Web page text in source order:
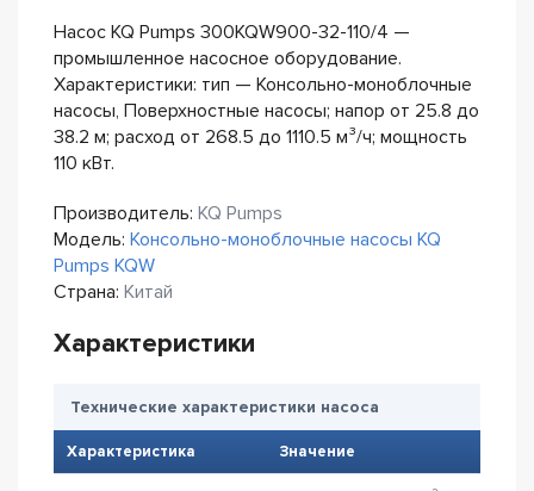
Насос KQ Pumps 300KQW900-32-110/4 —
промышленное насосное оборудование.
Характеристики: тип — Консольно-моноблочные
насосы, Поверхностные насосы; напор от 25.8 до
38.2 м; расход от 268.5 до 1110.5 м³/ч; мощность
110 кВт.
Производитель: KQ Pumps
Модель: Консольно-моноблочные насосы KQ
Pumps KQW
Страна: Китай
Характеристики
Технические характеристики насоса
Характеристика Значение